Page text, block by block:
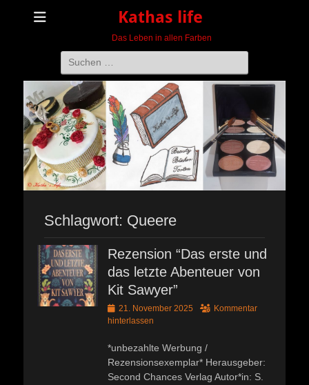
Kathas life
Das Leben in allen Farben
Suchen
nach:
Schlagwort: Queere
Rezension “Das erste und
das letzte Abenteuer von
Kit Sawyer”
Veröffentlicht
am
21. November 2025
Kommentar
hinterlassen
*unbezahlte Werbung /
Rezensionsexemplar* Herausgeber: ‎
Second Chances Verlag Autor*in: S.